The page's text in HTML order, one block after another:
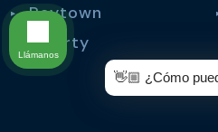
Raytown
Liberty
👋🏼 ¿Cómo
Llámanos